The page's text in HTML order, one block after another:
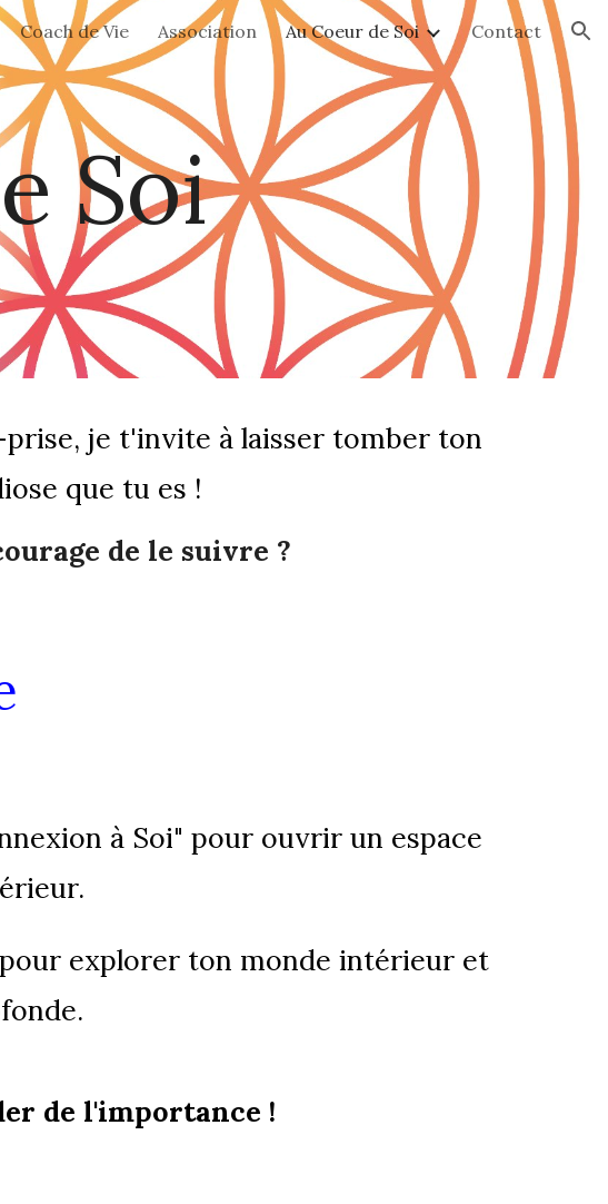
Skip to navigation
Coach de Vie Association Au Coeur de Soi Contact
Soi
je t'invite à laisser tomber ton
que tu es !
de le suivre ?
à Soi" pour ouvrir un espace
explorer ton monde intérieur et
de l'importance !